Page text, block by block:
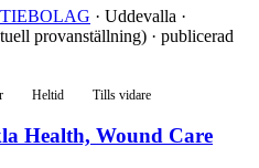
· Uddevalla ·
provanställning) · publicerad
Heltid Tills vidare
Health, Wound Care